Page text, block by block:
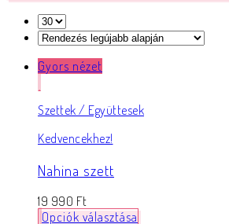
Gyors nézet
Szettek / Együttesek
Kedvencekhez!
Nahina szett
19 990 Ft
Opciók választása